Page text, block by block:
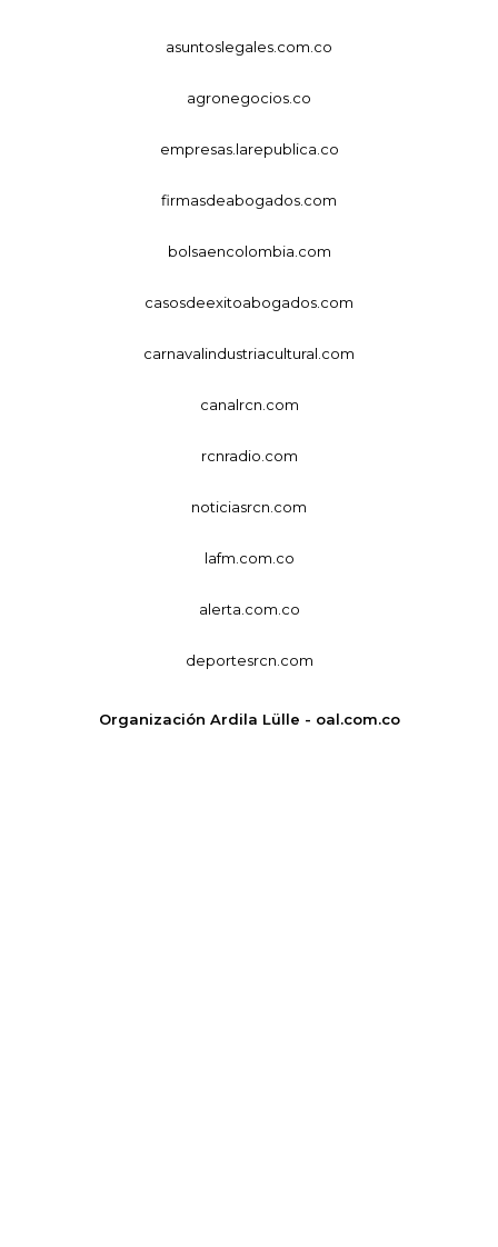
asuntoslegales.com.co
agronegocios.co
empresas.larepublica.co
firmasdeabogados.com
bolsaencolombia.com
casosdeexitoabogados.com
carnavalindustriacultural.com
canalrcn.com
rcnradio.com
noticiasrcn.com
lafm.com.co
alerta.com.co
deportesrcn.com
Organización Ardila Lülle - oal.com.co